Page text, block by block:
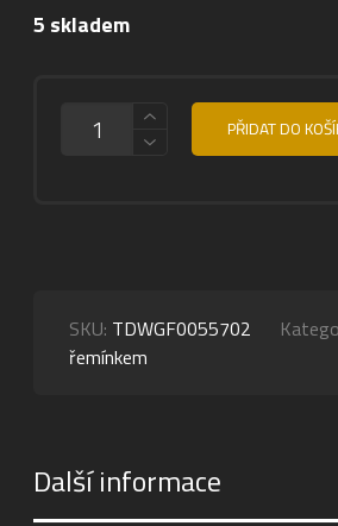
5 skladem
PŘIDAT DO
SKU: TDWGF0055702
řemínkem
Další informace